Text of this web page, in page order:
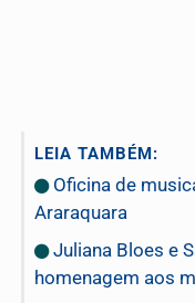
LEIA TAMBÉM:
Oficina de
Araraquara
Juliana Bloes e
homenagem aos